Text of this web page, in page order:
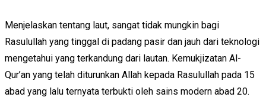
Menjelaskan tentang laut, sangat tidak mungkin bagi
Rasulullah yang tinggal di padang pasir dan jauh dari teknologi
mengetahui yang terkandung dari lautan. Kemukjizatan Al-
Qur’an yang telah diturunkan Allah kepada Rasulullah pada 15
abad yang lalu ternyata terbukti oleh sains modern abad 20.